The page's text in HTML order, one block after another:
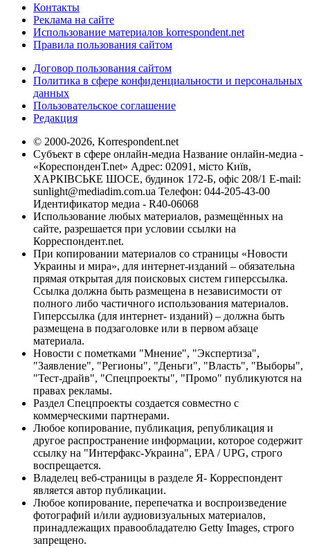
Контакты
Реклама на сайте
Использование материалов korrespondent.net
Правила пользования сайтом
Договор пользования сайтом
Политика в сфере конфиденциальности и персональных
данных
Пользовательское соглашение
Редакция
© 2000-2026, Korrespondent.net
Субъект в сфере онлайн-медиа Название онлайн-медиа -
«КореспонденТ.net» Адрес: 02091, місто Київ,
ХАРКІВСЬКЕ ШОСЕ, будинок 172-Б, офіс 208/1 E-mail:
sunlight@mediadim.com.ua Телефон: 044-205-43-00
Идентификатор медиа - R40-06068
Использование любых материалов, размещённых на
сайте, разрешается при условии ссылки на
Корреспондент.net.
При копировании материалов со страницы «Новости
Украины и мира», для интернет-изданий – обязательна
прямая открытая для поисковых систем гиперссылка.
Ссылка должна быть размещена в независимости от
полного либо частичного использования материалов.
Гиперссылка (для интернет- изданий) – должна быть
размещена в подзаголовке или в первом абзаце
материала.
Новости с пометками "Мнение", "Экспертиза",
"Заявление", "Регионы", "Деньги", "Власть", "Выборы",
"Тест-драйв", "Спецпроекты", "Промо" публикуются на
правах рекламы.
Раздел Спецпроекты создается совместно с
коммерческими партнерами.
Любое копирование, публикация, републикация и
другое распространение информации, которое содержит
ссылку на "Интерфакс-Украина", EPA / UPG, строго
воспрещается.
Владелец веб-страницы в разделе Я- Корреспондент
является автор публикации.
Любое копирование, перепечатка и воспроизведение
фотографий и/или аудиовизуальных материалов,
принадлежащих правообладателю Getty Images, строго
запрещено.